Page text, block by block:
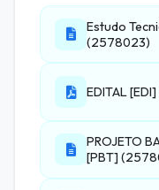
Estudo
(2578023)
EDITAL
PROJETO
[PBT]